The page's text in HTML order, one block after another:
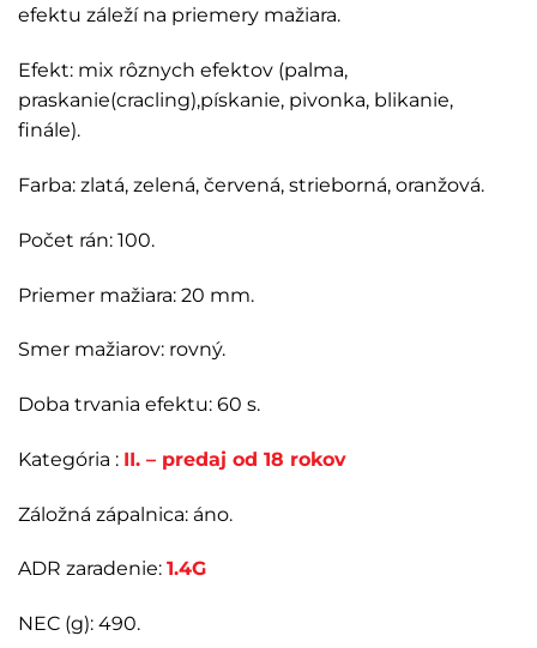
efektu záleží na priemery mažiara.
Efekt: mix rôznych efektov (palma,
praskanie(cracling),pískanie, pivonka, blikanie,
finále).
Farba: zlatá, zelená, červená, strieborná, oranžová.
Počet rán: 100.
Priemer mažiara: 20 mm.
Smer mažiarov: rovný.
Doba trvania efektu: 60 s.
Kategória : II. – predaj od 18 rokov
Záložná zápalnica: áno.
ADR zaradenie: 1.4G
NEC (g): 490.